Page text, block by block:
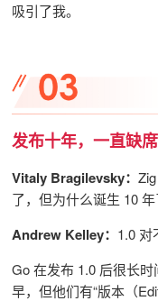
吸引了我。
发布十年，一直缺
Vitaly Bragilevsky：
了，但为什么诞生 10
Andrew Kelley： 1.0 对
Go 在发布 1.0 后很长
早，但他们有“版本（